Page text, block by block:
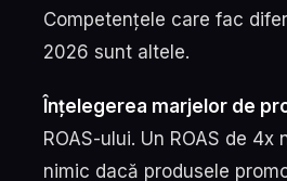
Competențele care fac
2026 sunt altele.
Înțelegerea marjelor de
ROAS-ului. Un ROAS de 4x
nimic dacă produsele